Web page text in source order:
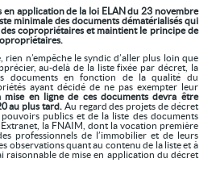
en application de la loi ELAN du 23 novembre
minimale des documents dématérialisés qui
copropriétaires et maintient le principe de
rien n’empêche le syndic d’aller plus loin que
au-delà de la liste fixée par décret, la
documents en fonction de la qualité du
ayant décidé de ne pas exempter leur
mise en ligne de ces documents devra être
au plus tard. Au regard des projets de décret
publics et de la liste des documents
la FNAIM, dont la vocation première
professionnels de l’immobilier et de leurs
observations quant au contenu de la liste et à
raisonnable de mise en application du décret